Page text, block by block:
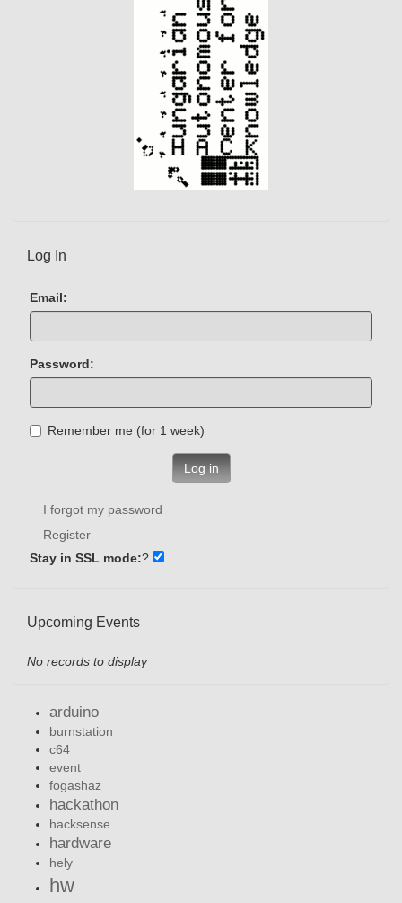
Log In
Email:
Password:
Remember me (for 1 week)
Log in
I forgot my password
Register
Stay in SSL mode:?
Upcoming Events
No records to display
arduino
burnstation
c64
event
fogashaz
hackathon
hacksense
hardware
hely
hw